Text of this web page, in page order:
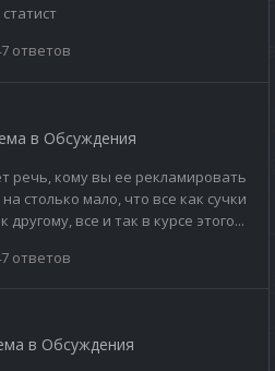
ответов
в Обсуждения
речь, кому вы ее рекламировать
столько мало, что все как сучки
все и так в курсе этого...
ответов
в Обсуждения